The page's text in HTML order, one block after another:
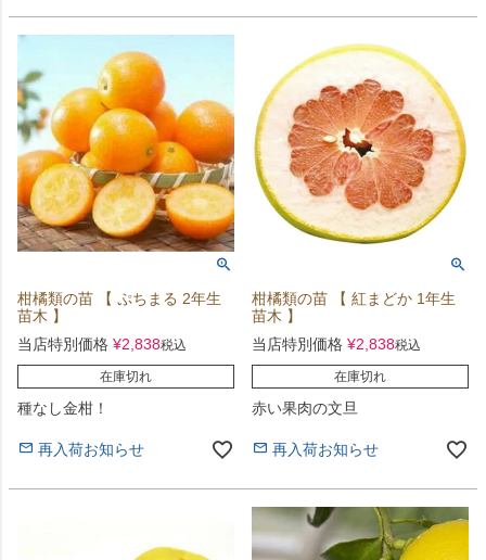
柑橘類の苗 【 ぷちまる 2年生
苗木 】
当店特別価格 ¥2,838税込
在庫切れ
種なし金柑！
再入荷お知らせ
柑橘類の苗 【 紅まどか 1年生
苗木 】
当店特別価格 ¥2,838税込
在庫切れ
赤い果肉の文旦
再入荷お知らせ